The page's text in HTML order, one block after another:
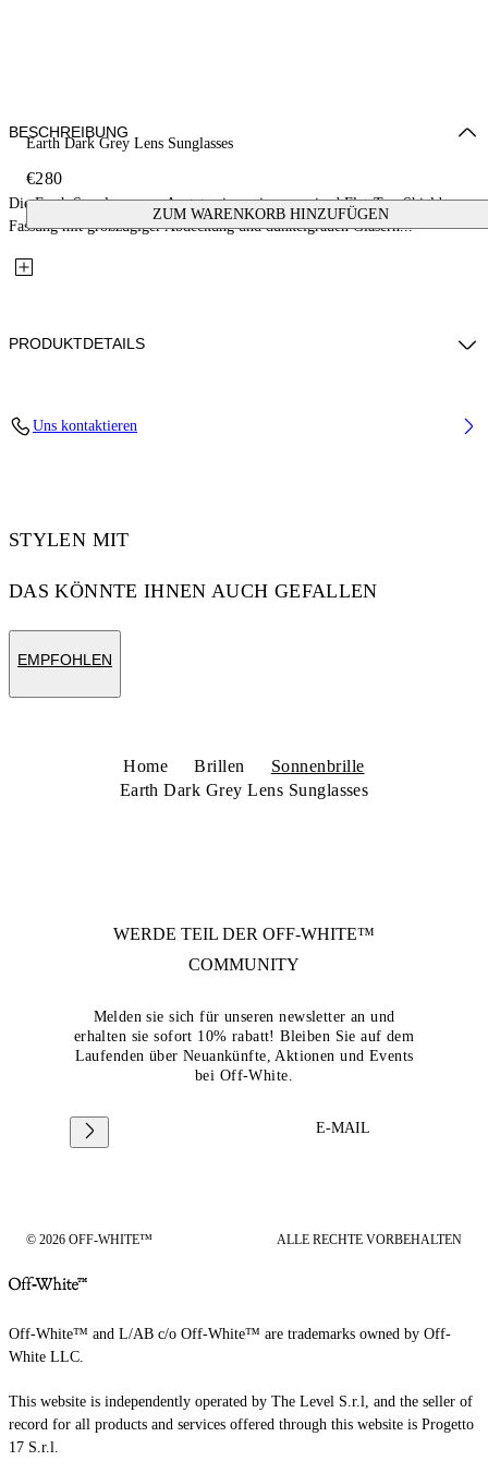
Earth Dark Grey Lens Sunglasses
€280
ZUM WARENKORB HINZUFÜGEN
BESCHREIBUNG
Die Earth Sunglasses aus Acetat zeigen eine oversized Flat-Top-Shield-
Fassung mit großzügiger Abdeckung und dunkelgrauen Gläsern...
PRODUKTDETAILS
Bridge Width: 5 mm
Uns kontaktieren
STYLEN MIT
DAS KÖNNTE IHNEN AUCH GEFALLEN
EMPFOHLEN
Home Brillen
Sonnenbrille
Earth Dark Grey Lens Sunglasses
WERDE TEIL DER OFF-WHITE™
COMMUNITY
Melden sie sich für unseren newsletter an und
erhalten sie sofort 10% rabatt! Bleiben Sie auf dem
Laufenden über Neuankünfte, Aktionen und Events
bei Off-White.
E-MAIL
© 2026 OFF-WHITE™ ALLE RECHTE VORBEHALTEN
Off-White™ and L/AB c/o Off-White™ are trademarks owned by Off-
White LLC.
This website is independently operated by The Level S.r.l, and the seller of
record for all products and services offered through this website is Progetto
17 S.r.l.